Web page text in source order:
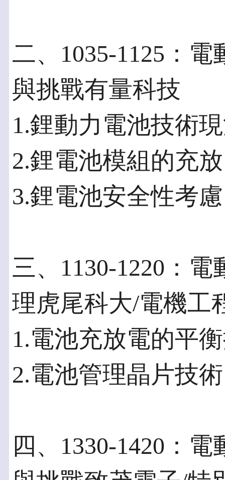
二、1035-1125：
與挑戰有量科技
1.鋰動力電池技術
2.鋰電池模組的充
3.鋰電池安全性考慮
三、1130-1220：
理虎尾科大/電機工
1.電池充放電的平
2.電池管理晶片技術
四、1330-1420：